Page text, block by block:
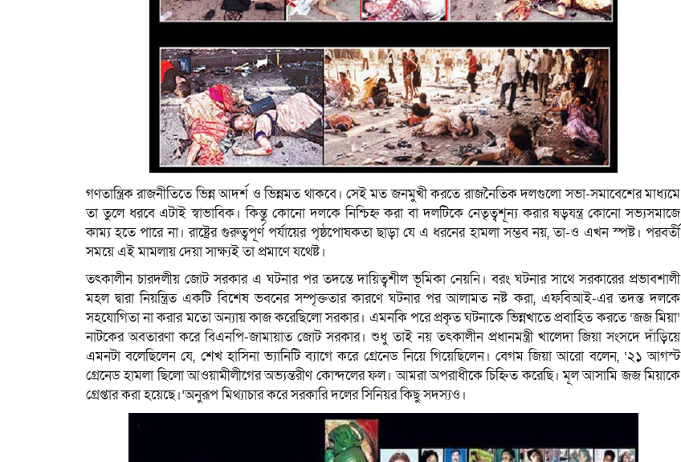
গণতান্ত্রিক রাজনীতিতে ভিন্ন আদর্শ ও ভিন্নমত থাকবে। সেই মত জনমুখী করতে রাজনৈতিক দলগুলো সভা-সমাবেশের মাধ্যমে
তা তুলে ধরবে এটাই স্বাভাবিক। কিন্তু কোনো দলকে নিশ্চিহ্ন করা বা দলটিকে নেতৃত্বশূন্য করার ষড়যন্ত্র কোনো সভ্যসমাজে
কাম্য হতে পারে না। রাষ্ট্রের গুরুত্বপূর্ণ পর্যায়ের পৃষ্ঠপোষকতা ছাড়া যে এ ধরনের হামলা সম্ভব নয়, তা-ও এখন স্পষ্ট। পরবর্তী
সময়ে এই মামলায় দেয়া সাক্ষ্যই তা প্রমাণে যথেষ্ট।
তৎকালীন চারদলীয় জোট সরকার এ ঘটনার পর তদন্তে দায়িত্বশীল ভূমিকা নেয়নি। বরং ঘটনার সাথে সরকারের প্রভাবশালী
মহল দ্বারা নিয়ন্ত্রিত একটি বিশেষ ভবনের সম্পৃক্ততার কারণে ঘটনার পর আলামত নষ্ট করা, এফবিআই-এর তদন্ত দলকে
সহযোগিতা না করার মতো অন্যায় কাজ করেছিলো সরকার। এমনকি পরে প্রকৃত ঘটনাকে ভিন্নখাতে প্রবাহিত করতে ‘জজ মিয়া’
নাটকের অবতারণা করে বিএনপি-জামায়াত জোট সরকার। শুধু তাই নয় তৎকালীন প্রধানমন্ত্রী খালেদা জিয়া সংসদে দাঁড়িয়ে
এমনটা বলেছিলেন যে, শেখ হাসিনা ভ্যানিটি ব্যাগে করে গ্রেনেড নিয়ে গিয়েছিলেন। বেগম জিয়া আরো বলেন, ‘২১ আগস্ট
গ্রেনেড হামলা ছিলো আওয়ামীলীগের অভ্যন্তরীণ কোন্দলের ফল। আমরা অপরাধীকে চিহ্নিত করেছি। মূল আসামি জজ মিয়াকে
গ্রেপ্তার করা হয়েছে।’অনুরূপ মিথ্যাচার করে সরকারি দলের সিনিয়র কিছু সদস্যও।